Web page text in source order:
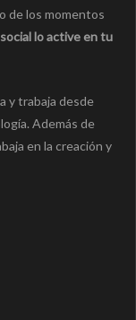
de los momentos
lo active en tu
y trabaja desde
Además de
en la creación y